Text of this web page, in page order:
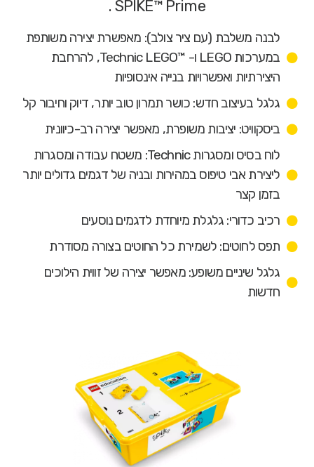
SPIKE™ Prime .
לבנה משלבת (עם ציר צולב): מאפשרת יצירה משותפת
במערכות LEGO ו- ™Technic LEGO, להרחבת
היצירתיות ואפשרויות בנייה אינסופיות
גלגל בעיצוב חדש: כושר תמרון טוב יותר, דיוק וחיבור קל
ביסקוויט: יציבות משופרת, מאפשר יצירה רב-כיוונית
לוח בסיס ומסגרות Technic: משטח עבודה ומסגרות
ליצירת אבי טיפוס במהירות ובניה של דגמים גדולים יותר
בזמן קצר
רכיב כדורי: גלגלת מיוחדת לדגמים נוסעים
תפס לחוטים: לשמירת כל החוטים בצורה מסודרת
גלגל שיניים משופע: מאפשר יצירה של זווית הילוכים
חדשות